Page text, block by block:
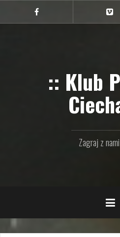
treści
Ciechan
na
na
:: Klub
Zagraj z